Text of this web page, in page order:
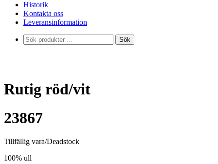
Historik
Kontakta oss
Leveransinformation
Sök
efter:
Sök
Rutig röd/vit
23867
Tillfällig vara/Deadstock
100% ull